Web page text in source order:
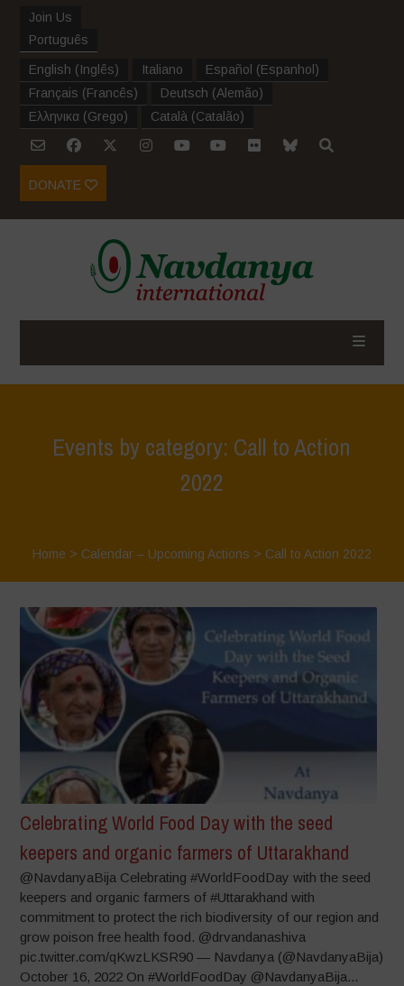
Join Us
Português
English (Inglês) Italiano Español (Espanhol )
Français (Francês) Deutsch (Alemão)
Ελληνικα (Grego) Català (Catalão)
DONATE
Events by category: Call to Action
2022
Home > Calendar – Upcoming Actions > Call to Action 2022
Celebrating World Food Day with the seed
keepers and organic farmers of Uttarakhand
@NavdanyaBija Celebrating #WorldFoodDay with the seed
keepers and organic farmers of #Uttarakhand with
commitment to protect the rich biodiversity of our region and
grow poison free health food. @drvandanashiva
pic.twitter.com/qKwzLKSR90 — Navdanya (@NavdanyaBija)
October 16, 2022 On #WorldFoodDay @NavdanyaBija...